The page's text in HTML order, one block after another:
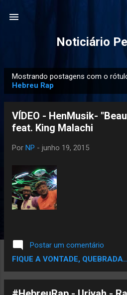
Noticiário
o
Mostrando postagens com o
Hebreu Rap
VÍDEO - HenMusik-
feat. King Malachi
Por NP - junho 19, 2015
Postar um comentário
FIQUE A VONTADE,